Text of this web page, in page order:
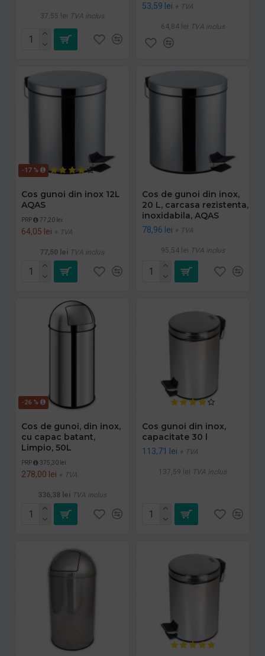
37,55 lei TVA inclus
53,59 lei + TVA
64,84 lei TVA inclus
-17 %
Cos gunoi din inox 12L
AQAS
PRP 77,20 lei
64,05 lei + TVA
77,50 lei TVA inclus
Cos de gunoi din inox,
20 L, carcasa rezistenta,
inoxidabila, AQAS
78,96 lei + TVA
95,54 lei TVA inclus
-26 %
Cos de gunoi, din inox,
cu capac batant,
Limpio, 50L
PRP 375,30 lei
278,00 lei + TVA
336,38 lei TVA inclus
Cos gunoi din inox,
capacitate 30 l
113,71 lei + TVA
137,59 lei TVA inclus